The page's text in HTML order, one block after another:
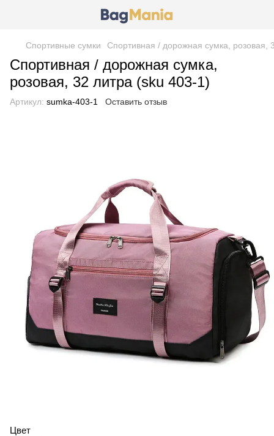
Спортивные сумки Спортивная / дорожная сумка, розовая,
Спортивная / дорожная сумка,
розовая, 32 литра (sku 403-1)
Артикул: sumka-403-1 Оставить отзыв
Цвет